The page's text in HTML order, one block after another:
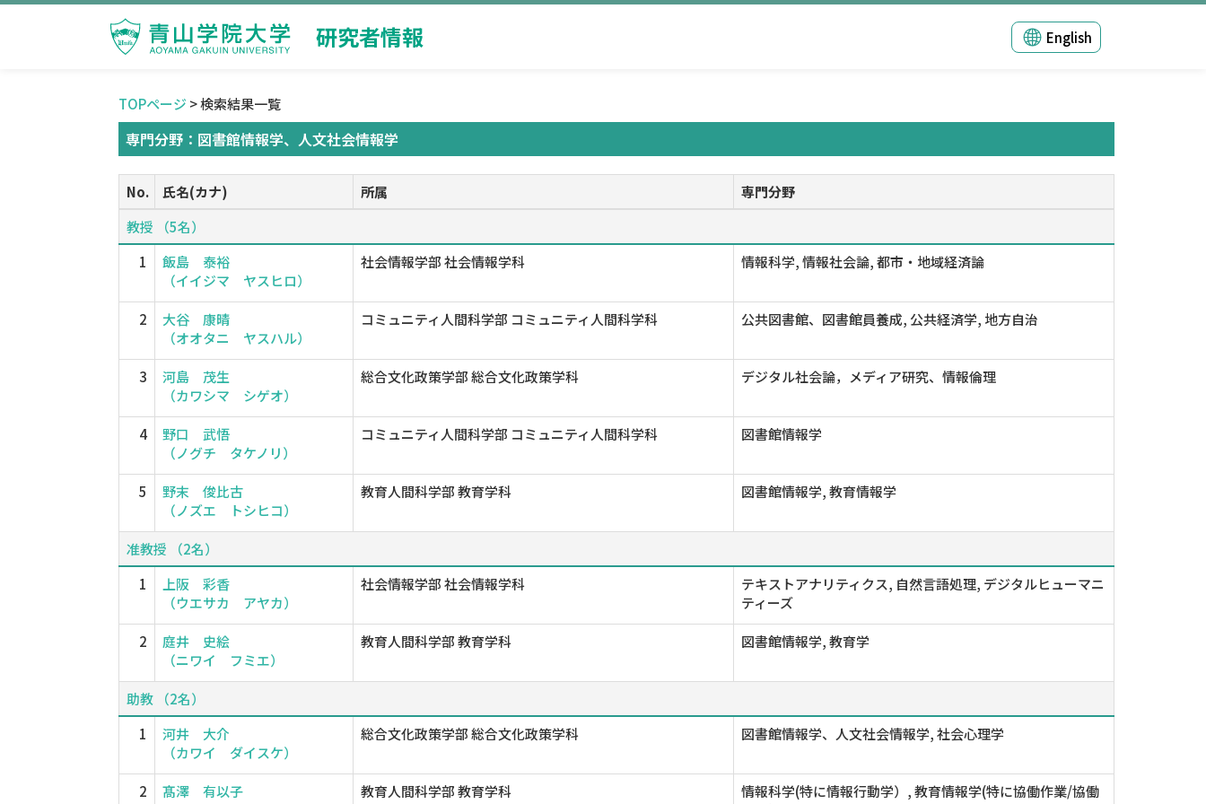
研究者情報 English
TOPページ > 検索結果一覧
専門分野：図書館情報学、人文社会情報学
No. 氏名(カナ) 所属
専門分野
教授 （5名）
1
飯島 泰裕
（イイジマ ヤスヒロ）
社会情報学部 社会情報学科 情報科学, 情報社会論, 都市・地域経済論
2
大谷 康晴
（オオタニ ヤスハル）
コミュニティ人間科学部 コミュニティ人間科学科 公共図書館、図書館員養成, 公共経済学, 地方自治
3
河島 茂生
（カワシマ シゲオ）
総合文化政策学部 総合文化政策学科 デジタル社会論，メディア研究、情報倫理
4
野口 武悟
（ノグチ タケノリ）
コミュニティ人間科学部 コミュニティ人間科学科 図書館情報学
5
野末 俊比古
（ノズエ トシヒコ）
教育人間科学部 教育学科 図書館情報学, 教育情報学
准教授 （2名）
1
上阪 彩香
（ウエサカ アヤカ）
社会情報学部 社会情報学科
テキストアナリティクス, 自然言語処理, デジタルヒューマニ
ティーズ
2
庭井 史絵
（ニワイ フミエ）
教育人間科学部 教育学科 図書館情報学, 教育学
助教 （2名）
1
河井 大介
（カワイ ダイスケ）
総合文化政策学部 総合文化政策学科 図書館情報学、人文社会情報学, 社会心理学
2
髙澤 有以子
教育人間科学部 教育学科
情報科学(特に情報行動学）, 教育情報学(特に協働作業/協働